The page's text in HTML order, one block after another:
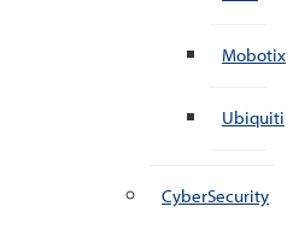
Mobotix
Ubiquiti
CyberSecurity